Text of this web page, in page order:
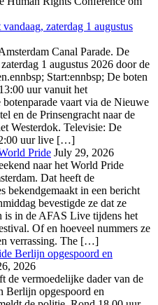
zaterdag 1 augustus
Canal Parade. De
1 augustus 2026 door de
Start:ennbsp; De boten
uur vanuit het
vaart via de Nieuwe
en de Prinsengracht naar de
Westerdok. Televisie: De
uur live […]
Pride July 29, 2026
naar het World Pride
Dat heeft de
bekendgemaakt in een bericht
bevestigde ze dat ze
is in de AFAS Live tijdens het
Of en hoeveel nummers ze
verrassing. The […]
Berlijn opgespoord en
2026
de vermoedelijke dader van de
Berlijn opgespoord en